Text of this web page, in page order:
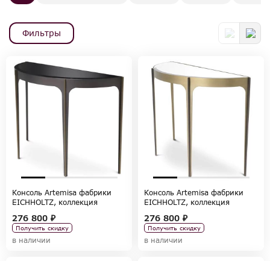
Фильтры
Консоль Artemisa фабрики
EICHHOLTZ, коллекция
276 800 ₽
Получить скидку
в наличии
Консоль Artemisa фабрики
EICHHOLTZ, коллекция
276 800 ₽
Получить скидку
в наличии